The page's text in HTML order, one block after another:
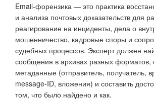
Email-форензика — это практика
и анализа почтовых доказательств для
реагирование на инциденты, дела о
мошенничество, кадровые споры и
судебных процессов. Эксперт должен
сообщения в архивах разных форматов,
метаданные (отправитель, получатель,
message-ID, вложения) и составить
том, что было найдено и как.